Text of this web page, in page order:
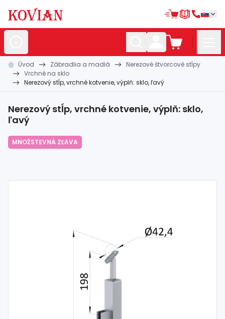
Nerezovépolotovary
Hliníkovépolotovary
Kovanépolotovary
Zábradlia a
Bránovésystémy
materiál
Úvod Zábradlia a madlá
Nerezové štvorcové stĺpy
Vrchné na sklo
Nerezový stĺp, vrchné kotvenie, výplň: sklo, ľavý
Nerezový stĺp, vrchné kotvenie, výplň: sklo,
ľavý
MNOŽSTEVNÁ ZĽAVA